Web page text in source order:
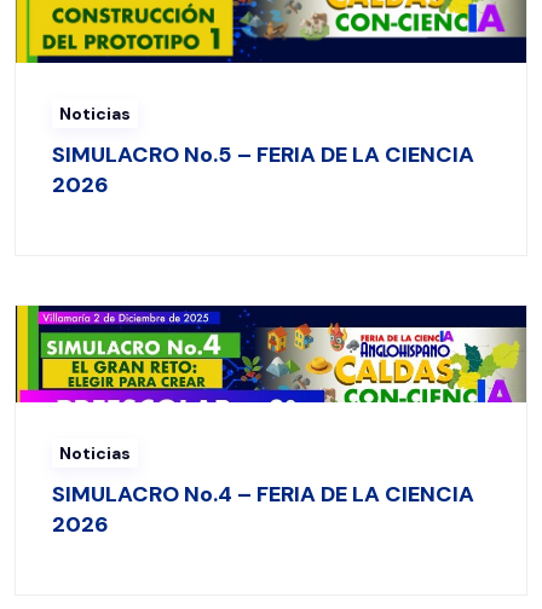
Noticias
SIMULACRO No.5 – FERIA DE LA CIENCIA
2026
Noticias
SIMULACRO No.4 – FERIA DE LA CIENCIA
2026